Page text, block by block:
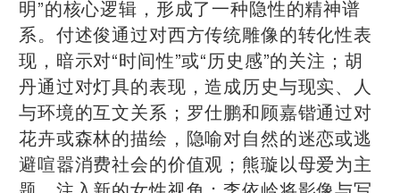
明”的核心逻辑，形成了一种隐性的精神谱
系。付述俊通过对西方传统雕像的转化性表
现，暗示对“时间性”或“历史感”的关注；胡
丹通过对灯具的表现，造成历史与现实、人
与环境的互文关系；罗仕鹏和顾嘉锴通过对
花卉或森林的描绘，隐喻对自然的迷恋或逃
避喧嚣消费社会的价值观；熊璇以母爱为主